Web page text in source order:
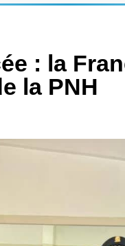
: la
la PNH